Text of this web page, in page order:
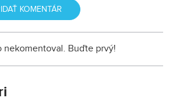
nekomentoval. Buďte prvý!